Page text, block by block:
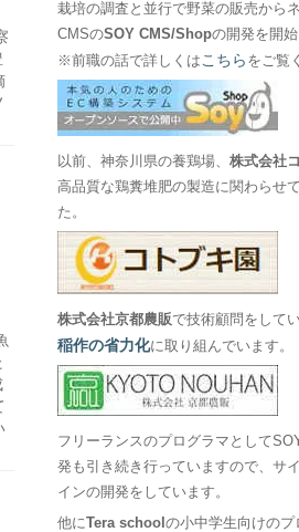
栽培の調査と並行で野菜の販売から
CMSのSOY CMS/Shopの開発を開始
※前職の話で詳しくは こちら をご覧
以前、神奈川県の養鶏場、株式会社
高品質な鶏糞堆肥の製造に関わらせ
た。
株式会社京都農販で技術顧問をしてい
稲作の省力化に取り組んでいます。
フリーランスのプログラマとして
発も引き続き行っていますので、サ
インの開発をしています。
他にTera schoolの小中学生向けのプ